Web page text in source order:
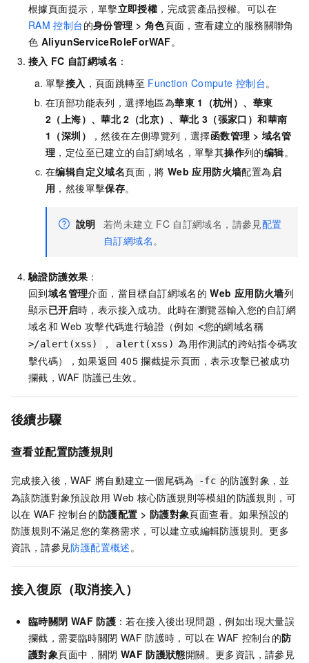
根據頁面提示，單擊立即授權 ，完成雲產品授權。可以在
RAM 控制台的身份管理 > 角色頁面，查看建立的服務關聯角
色 AliyunServiceRoleForWAF。
接入 FC 自訂網域名 ：
單擊接入 ，頁面跳轉至 Function Compute 控制台。
在頂部功能表列，選擇地區為華東 1（杭州）、華東
2（上海）、華北 2（北京）、華北 3（張家口）和華南
1（深圳）
，然後在左側導覽列，選擇函数管理 > 域名管
理 ，定位至已建立的自訂網域名，單擊其操作列的编辑。
在编辑自定义域名頁面，將 Web 应用防火墙配置為启
用 ，然後單擊保存。
說明 若尚未建立 FC 自訂網域名，請參見配置
自訂網域名。
驗證防護效果 ：
回到域名管理介面，當目標自訂網域名的 Web 应用防火墙列
顯示已开启時，表示接入成功。此時在瀏覽器輸入您的自訂網
域名和 Web 攻擊代碼進行驗證（例如 <您的網域名稱
>/alert(xss)
， alert(xss) 為用作測試的跨站指令碼攻
擊代碼），如果返回 405 攔截提示頁面，表示攻擊已被成功
攔截，WAF 防護已生效。
後續步驟
查看並配置防護規則
完成接入後，WAF 將自動建立一個尾碼為 -fc 的防護對象，並
為該防護對象預設啟用 Web 核心防護規則等模組的防護規則，可
以在 WAF 控制台的防護配置 > 防護對象頁面查看。如果預設的
防護規則不滿足您的業務需求，可以建立或編輯防護規則。更多
資訊，請參見防護配置概述。
接入復原（取消接入）
臨時關閉 WAF 防護 ：若在接入後出現問題，例如出現大量誤
攔截，需要臨時關閉 WAF 防護時，可以在 WAF 控制台的防
護對象頁面中，關閉 WAF 防護狀態開關。更多資訊，請參見